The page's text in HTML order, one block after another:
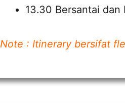
13.30 Bersantai dan
Note : Itinerary bersifat